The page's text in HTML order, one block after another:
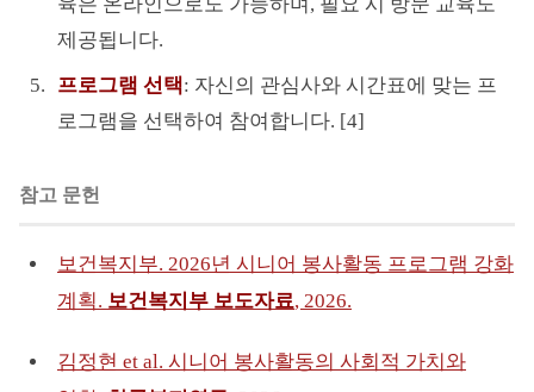
제공됩니다.
프로그램 선택: 자신의 관심사와 시간표에 맞는 프
로그램을 선택하여 참여합니다. [4]
참고 문헌
보건복지부. 2026년 시니어 봉사활동 프로그램 강화
계획. 보건복지부 보도자료, 2026.
김정현 et al. 시니어 봉사활동의 사회적 가치와